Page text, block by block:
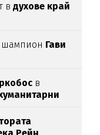
вдухове край
шампион Гави
в